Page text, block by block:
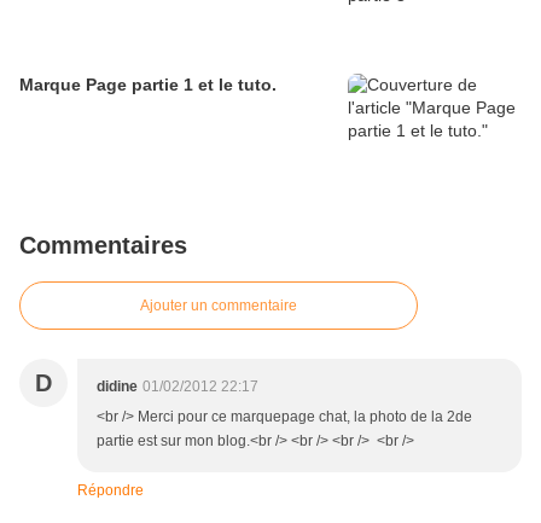
Marque Page partie 1 et le tuto.
Commentaires
Ajouter un commentaire
D didine 01/02/2012 22:17
<br /> Merci pour ce marquepage chat, la photo de la 2de
partie est sur mon blog.<br /> <br /> <br /> <br />
Répondre